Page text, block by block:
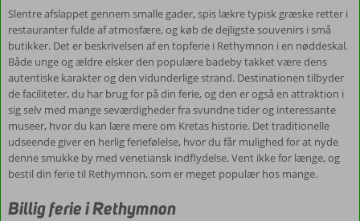
Slentre afslappet gennem smalle gader, spis lækre typisk græske retter i
restauranter fulde af atmosfære, og køb de dejligste souvenirs i små
butikker. Det er beskrivelsen af en topferie i Rethymnon i en nøddeskal.
Både unge og ældre elsker den populære badeby takket være dens
autentiske karakter og den vidunderlige strand. Destinationen tilbyder
de faciliteter, du har brug for på din ferie, og den er også en attraktion i
sig selv med mange seværdigheder fra svundne tider og interessante
museer, hvor du kan lære mere om Kretas historie. Det traditionelle
udseende giver en herlig feriefølelse, hvor du får mulighed for at nyde
denne smukke by med venetiansk indflydelse. Vent ikke for længe, og
bestil din ferie til Rethymnon, som er meget populær hos mange.
Billig ferie i Rethymnon